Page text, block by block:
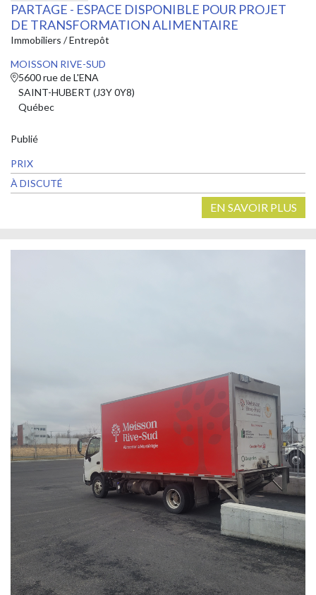
PARTAGE - ESPACE DISPONIBLE POUR PROJET
DE TRANSFORMATION ALIMENTAIRE
Immobiliers / Entrepôt
MOISSON RIVE-SUD
5600 rue de L'ENA
SAINT-HUBERT (J3Y 0Y8)
Québec
Publié
PRIX
À DISCUTÉ
EN SAVOIR PLUS